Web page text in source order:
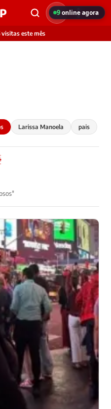
visitas este mês
Larissa Manoela pais
9online agora